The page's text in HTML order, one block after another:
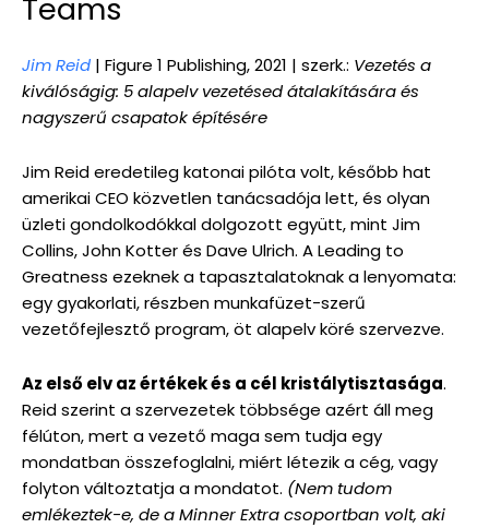
Teams
Jim Reid | Figure 1 Publishing, 2021 | szerk.: Vezetés a
kiválóságig: 5 alapelv vezetésed átalakítására és
nagyszerű csapatok építésére
Jim Reid eredetileg katonai pilóta volt, később hat
amerikai CEO közvetlen tanácsadója lett, és olyan
üzleti gondolkodókkal dolgozott együtt, mint Jim
Collins, John Kotter és Dave Ulrich. A Leading to
Greatness ezeknek a tapasztalatoknak a lenyomata:
egy gyakorlati, részben munkafüzet-szerű
vezetőfejlesztő program, öt alapelv köré szervezve.
Az első elv az értékek és a cél kristálytisztasága.
Reid szerint a szervezetek többsége azért áll meg
félúton, mert a vezető maga sem tudja egy
mondatban összefoglalni, miért létezik a cég, vagy
folyton változtatja a mondatot. (Nem tudom
emlékeztek-e, de a Minner Extra csoportban volt, aki